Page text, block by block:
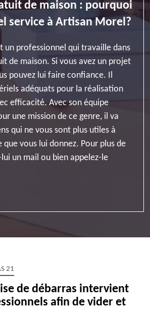
de maison : pourquoi
service à Artisan Morel?
un professionnel qui travaille dans
de maison. Si vous avez un projet
pouvez lui faire confiance. Il
adéquats pour la réalisation
efficacité. Avec son équipe
une mission de ce genre, il va
qui ne vous sont plus utiles à
que vous lui donnez. Pour plus de
un mail ou bien appelez-le
21
de débarras intervient
afin de vider et